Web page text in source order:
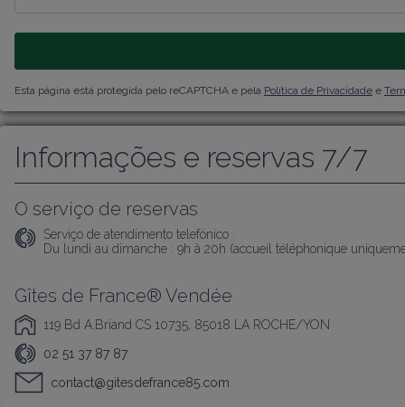
Esta página está protegida pelo reCAPTCHA e pela Política de Privacidade e
Informações e reservas 7/7
O serviço de reservas
Serviço de atendimento telefónico :
Du lundi au dimanche : 9h à 20h (accueil téléphonique
Gîtes de France® Vendée
119 Bd A.Briand CS 10735, 85018 LA ROCHE/YON
02 51 37 87 87
contact@gitesdefrance85.com